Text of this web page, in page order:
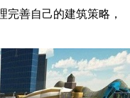
完善自己的建筑策略，